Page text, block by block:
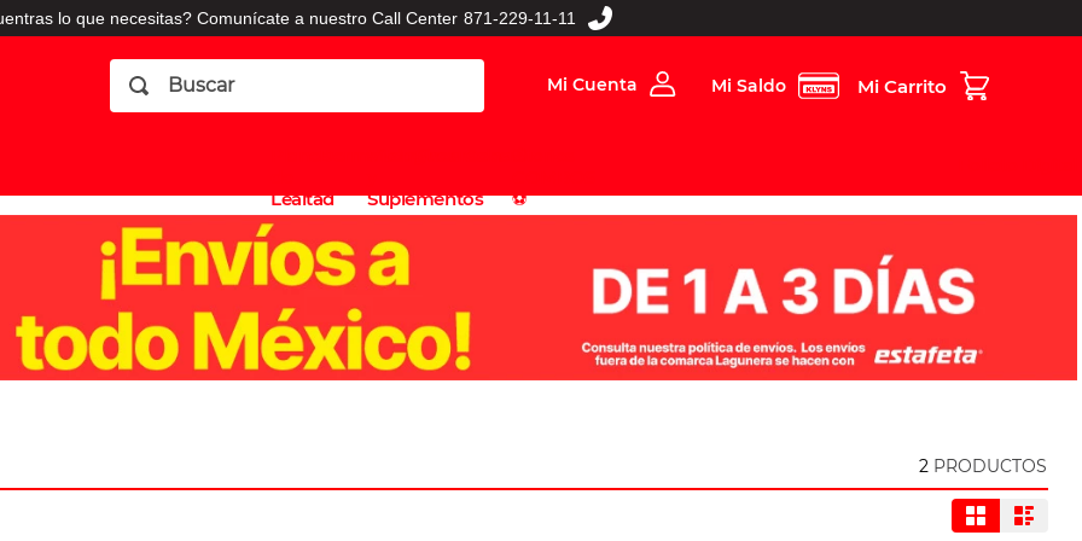
lo que necesitas? Comunícate a nuestro Call Center 871-229-11-11
Buscar
Mi Cuenta Mi Saldo
Lealtad
Suplementos
⚽️
2 PRODUCTOS